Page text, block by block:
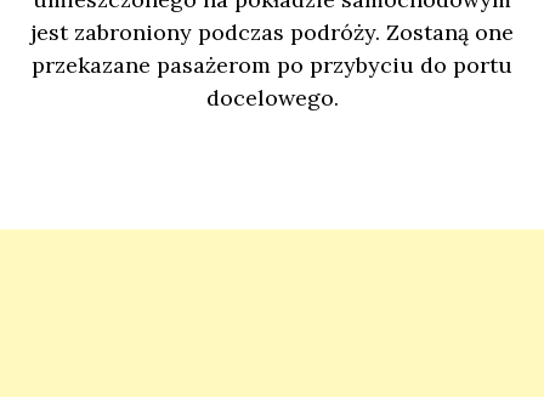
jest zabroniony podczas podróży. Zostaną one
przekazane pasażerom po przybyciu do portu
docelowego.